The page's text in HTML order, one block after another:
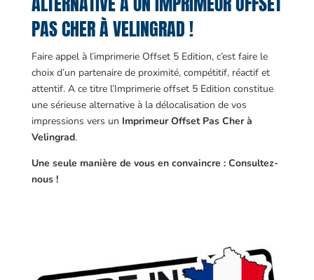
PAS CHER À VELINGRAD !
Faire appel à l’imprimerie Offset 5 Edition, c’est faire le
choix d’un partenaire de proximité, compétitif, réactif et
attentif. A ce titre l’Imprimerie offset 5 Edition constitue
une sérieuse alternative à la délocalisation de vos
impressions vers un Imprimeur Offset Pas Cher à
Velingrad.
Une seule manière de vous en convaincre : Consultez-
nous !